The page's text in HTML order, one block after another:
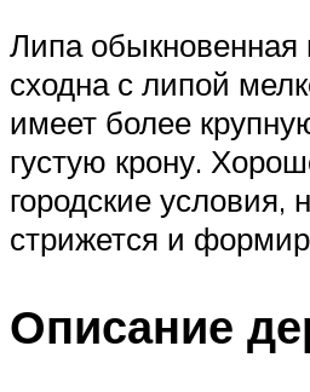
Липа обыкновенная
сходна с липой
имеет более
густую крону.
городские условия,
стрижется и
Описание